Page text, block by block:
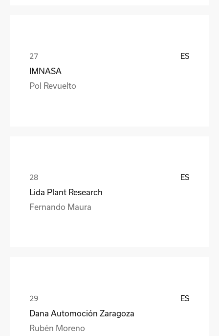
ES
IMNASA
Pol Revuelto
ES
Lida Plant Research
Fernando Maura
ES
Dana Automoción Zaragoza
Rubén Moreno